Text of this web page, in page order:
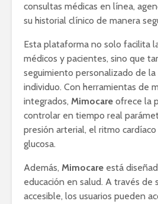
consultas médicas en línea,
su historial clínico de manera
Esta plataforma no solo facilita
médicos y pacientes, sino que
seguimiento personalizado de la
individuo. Con herramientas de
integrados, Mimocare ofrece la
controlar en tiempo real
presión arterial, el ritmo
glucosa.
Además, Mimocare está
educación en salud. A través
accesible, los usuarios pueden